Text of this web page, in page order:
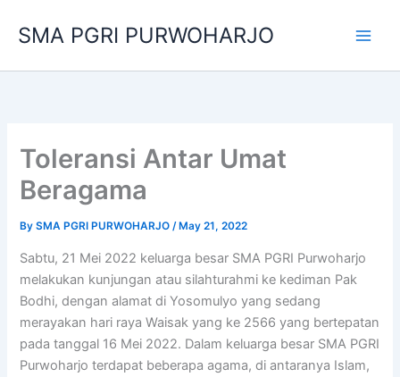
SMA PGRI PURWOHARJO
Toleransi Antar Umat
Beragama
BySMA PGRI PURWOHARJO/ May 21, 2022
Sabtu, 21 Mei 2022 keluarga besar SMA PGRI Purwoharjo
melakukan kunjungan atau silahturahmi ke kediman Pak
Bodhi, dengan alamat di Yosomulyo yang sedang
merayakan hari raya Waisak yang ke 2566 yang bertepatan
pada tanggal 16 Mei 2022. Dalam keluarga besar SMA PGRI
Purwoharjo terdapat beberapa agama, di antaranya Islam,